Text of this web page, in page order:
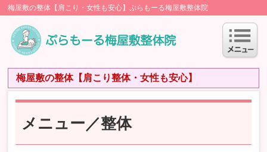
梅屋敷の整体【肩こり・女性も安心】ぷらもーる梅屋敷整体院
梅屋敷の整体【肩こり整体・女性も安心】
メニュー／整体